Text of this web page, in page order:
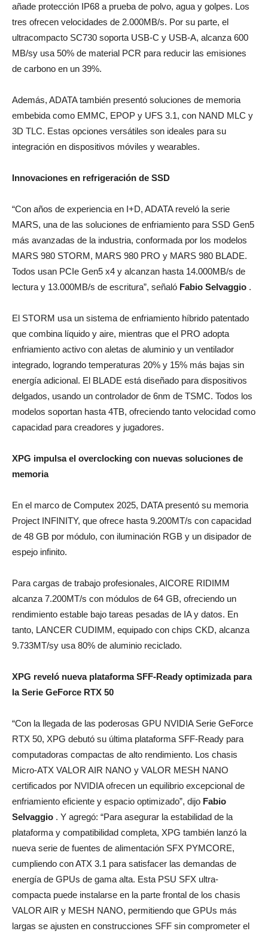
añade protección IP68 a prueba de polvo, agua y golpes. Los
tres ofrecen velocidades de 2.000MB/s. Por su parte, el
ultracompacto SC730 soporta USB-C y USB-A, alcanza 600
MB/sy usa 50% de material PCR para reducir las emisiones
de carbono en un 39%.
Además, ADATA también presentó soluciones de memoria
embebida como EMMC, EPOP y UFS 3.1, con NAND MLC y
3D TLC. Estas opciones versátiles son ideales para su
integración en dispositivos móviles y wearables.
Innovaciones en refrigeración de SSD
“Con años de experiencia en I+D, ADATA reveló la serie
MARS, una de las soluciones de enfriamiento para SSD Gen5
más avanzadas de la industria, conformada por los modelos
MARS 980 STORM, MARS 980 PRO y MARS 980 BLADE.
Todos usan PCIe Gen5 x4 y alcanzan hasta 14.000MB/s de
lectura y 13.000MB/s de escritura”, señaló Fabio Selvaggio .
El STORM usa un sistema de enfriamiento híbrido patentado
que combina líquido y aire, mientras que el PRO adopta
enfriamiento activo con aletas de aluminio y un ventilador
integrado, logrando temperaturas 20% y 15% más bajas sin
energía adicional. El BLADE está diseñado para dispositivos
delgados, usando un controlador de 6nm de TSMC. Todos los
modelos soportan hasta 4TB, ofreciendo tanto velocidad como
capacidad para creadores y jugadores.
XPG impulsa el overclocking con nuevas soluciones de
memoria
En el marco de Computex 2025, DATA presentó su memoria
Project INFINITY, que ofrece hasta 9.200MT/s con capacidad
de 48 GB por módulo, con iluminación RGB y un disipador de
espejo infinito.
Para cargas de trabajo profesionales, AICORE RIDIMM
alcanza 7.200MT/s con módulos de 64 GB, ofreciendo un
rendimiento estable bajo tareas pesadas de IA y datos. En
tanto, LANCER CUDIMM, equipado con chips CKD, alcanza
9.733MT/sy usa 80% de aluminio reciclado.
XPG reveló nueva plataforma SFF-Ready optimizada para
la Serie GeForce RTX 50
“Con la llegada de las poderosas GPU NVIDIA Serie GeForce
RTX 50, XPG debutó su última plataforma SFF-Ready para
computadoras compactas de alto rendimiento. Los chasis
Micro-ATX VALOR AIR NANO y VALOR MESH NANO
certificados por NVIDIA ofrecen un equilibrio excepcional de
enfriamiento eficiente y espacio optimizado”, dijo Fabio
Selvaggio . Y agregó: “Para asegurar la estabilidad de la
plataforma y compatibilidad completa, XPG también lanzó la
nueva serie de fuentes de alimentación SFX PYMCORE,
cumpliendo con ATX 3.1 para satisfacer las demandas de
energía de GPUs de gama alta. Esta PSU SFX ultra-
compacta puede instalarse en la parte frontal de los chasis
VALOR AIR y MESH NANO, permitiendo que GPUs más
largas se ajusten en construcciones SFF sin comprometer el